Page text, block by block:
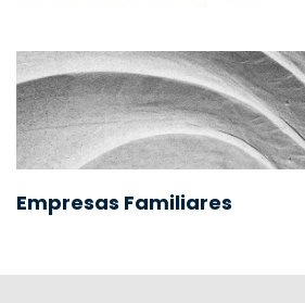
Empresas Familiares